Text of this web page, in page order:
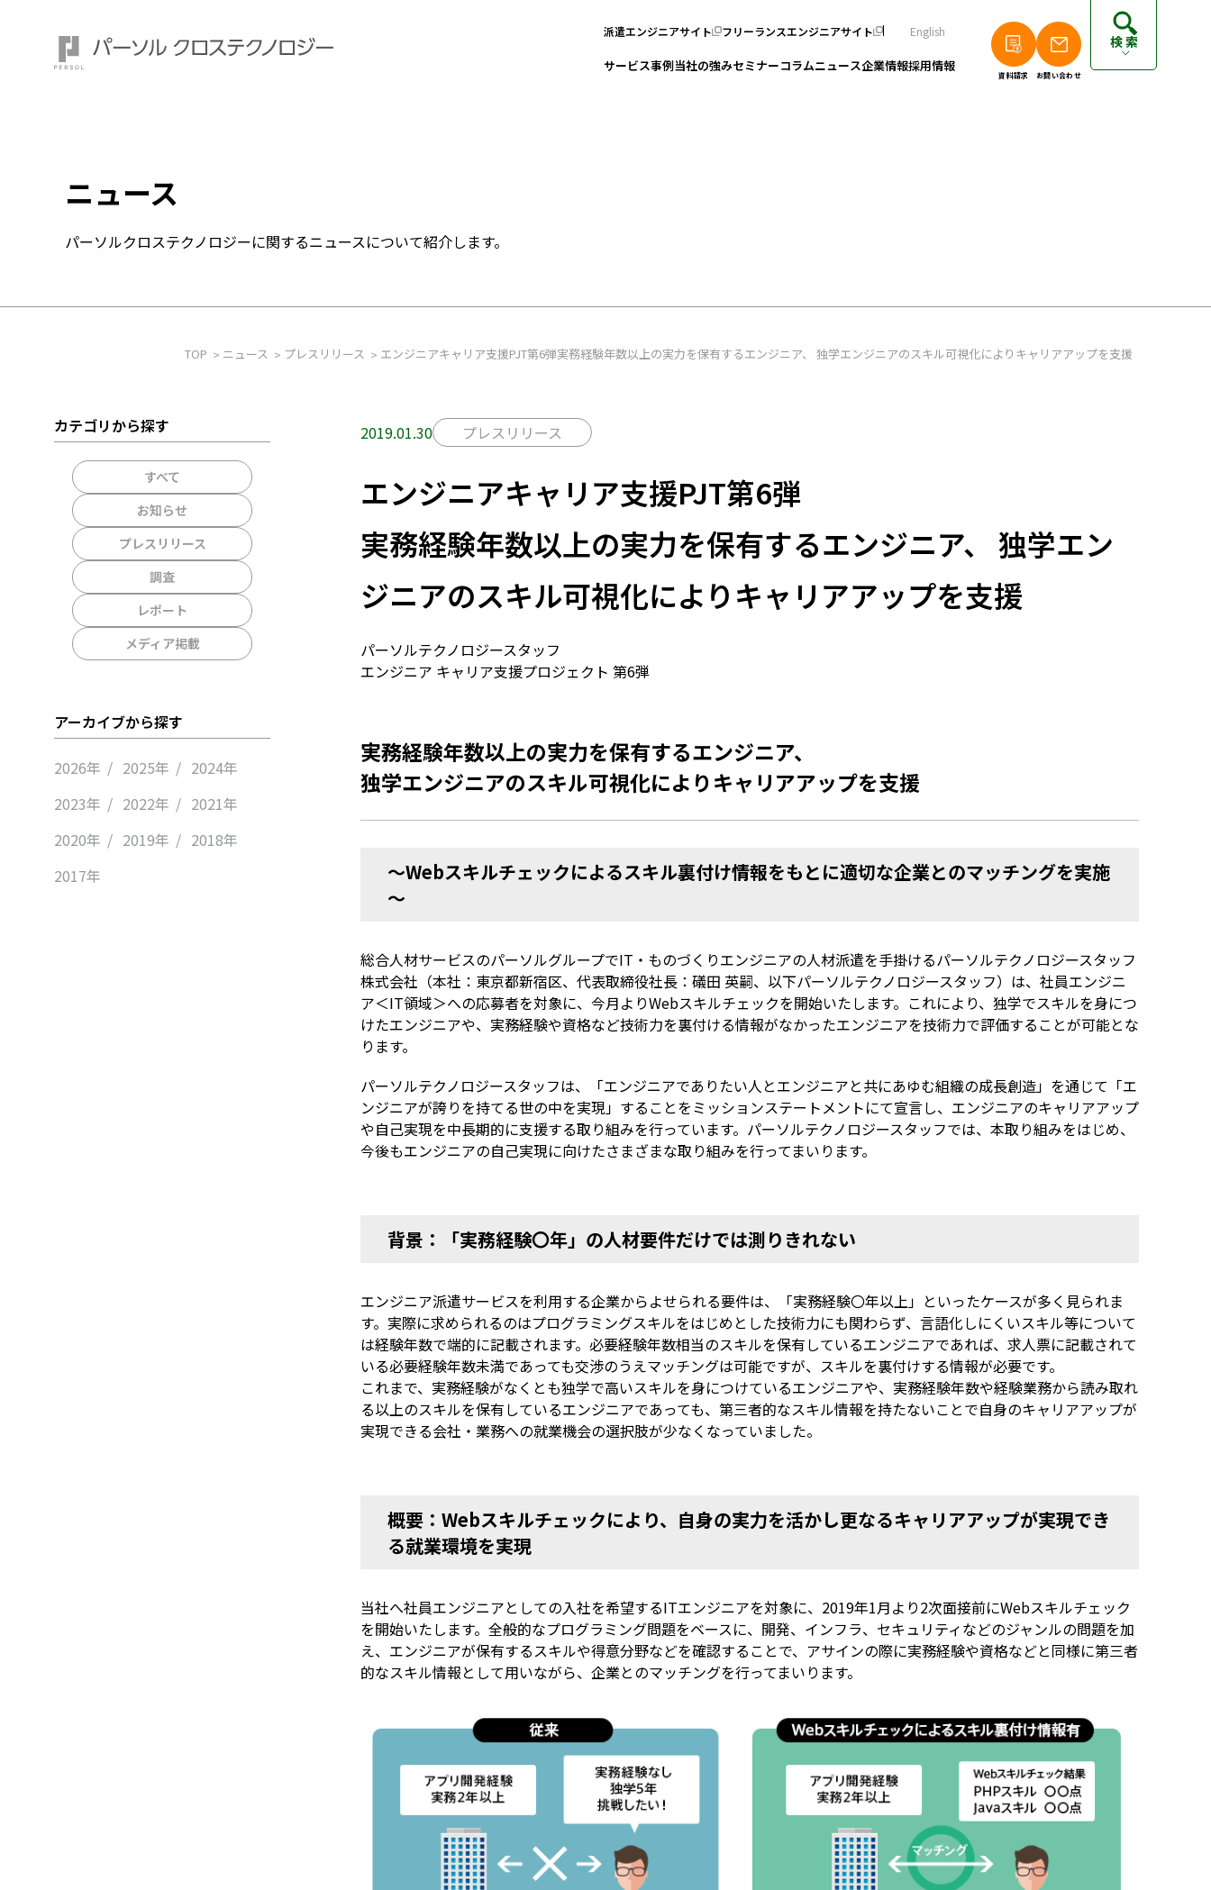
派遣エンジニアサイト フリーランスエンジニアサイト English
サービス事例当社の強みセミナーコラムニュース企業情報採用情報
資料請求 お問い合わせ
検索
ニュース
パーソルクロステクノロジーに関するニュースについて紹介します。
TOP ニュース プレスリリース エンジニアキャリア支援PJT第6弾実務経験年数以上の実力を保有するエンジニア、 独学エンジニアのスキル可視化によりキャリアアップを支援
カテゴリから探す
すべて
お知らせ
プレスリリース
調査
レポート
メディア掲載
アーカイブから探す
2026年 2025年
2024年
2023年
2022年
2021年
2020年
2019年
2018年
2017年
2019.01.30 プレスリリース
エンジニアキャリア支援PJT第6弾
実務経験年数以上の実力を保有するエンジニア、 独学エン
ジニアのスキル可視化によりキャリアアップを支援
パーソルテクノロジースタッフ
エンジニア キャリア支援プロジェクト 第6弾
実務経験年数以上の実力を保有するエンジニア、
独学エンジニアのスキル可視化によりキャリアアップを支援
～Webスキルチェックによるスキル裏付け情報をもとに適切な企業とのマッチングを実施
～
総合人材サービスのパーソルグループでIT・ものづくりエンジニアの人材派遣を手掛けるパーソルテクノロジースタッフ
株式会社（本社：東京都新宿区、代表取締役社長：礒田 英嗣、以下パーソルテクノロジースタッフ）は、社員エンジニ
ア＜IT領域＞への応募者を対象に、今月よりWebスキルチェックを開始いたします。これにより、独学でスキルを身につ
けたエンジニアや、実務経験や資格など技術力を裏付ける情報がなかったエンジニアを技術力で評価することが可能とな
ります。
パーソルテクノロジースタッフは、「エンジニアでありたい人とエンジニアと共にあゆむ組織の成長創造」を通じて「エ
ンジニアが誇りを持てる世の中を実現」することをミッションステートメントにて宣言し、エンジニアのキャリアアップ
や自己実現を中長期的に支援する取り組みを行っています。パーソルテクノロジースタッフでは、本取り組みをはじめ、
今後もエンジニアの自己実現に向けたさまざまな取り組みを行ってまいります。
背景：「実務経験〇年」の人材要件だけでは測りきれない
エンジニア派遣サービスを利用する企業からよせられる要件は、「実務経験〇年以上」といったケースが多く見られま
す。実際に求められるのはプログラミングスキルをはじめとした技術力にも関わらず、言語化しにくいスキル等について
は経験年数で端的に記載されます。必要経験年数相当のスキルを保有しているエンジニアであれば、求人票に記載されて
いる必要経験年数未満であっても交渉のうえマッチングは可能ですが、スキルを裏付けする情報が必要です。
これまで、実務経験がなくとも独学で高いスキルを身につけているエンジニアや、実務経験年数や経験業務から読み取れ
る以上のスキルを保有しているエンジニアであっても、第三者的なスキル情報を持たないことで自身のキャリアアップが
実現できる会社・業務への就業機会の選択肢が少なくなっていました。
概要：Webスキルチェックにより、自身の実力を活かし更なるキャリアアップが実現でき
る就業環境を実現
当社へ社員エンジニアとしての入社を希望するITエンジニアを対象に、2019年1月より2次面接前にWebスキルチェック
を開始いたします。全般的なプログラミング問題をベースに、開発、インフラ、セキュリティなどのジャンルの問題を加
え、エンジニアが保有するスキルや得意分野などを確認することで、アサインの際に実務経験や資格などと同様に第三者
的なスキル情報として用いながら、企業とのマッチングを行ってまいります。